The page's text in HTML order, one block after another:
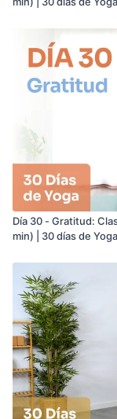
Día 30 - Gratitud:
min) | 30 días de